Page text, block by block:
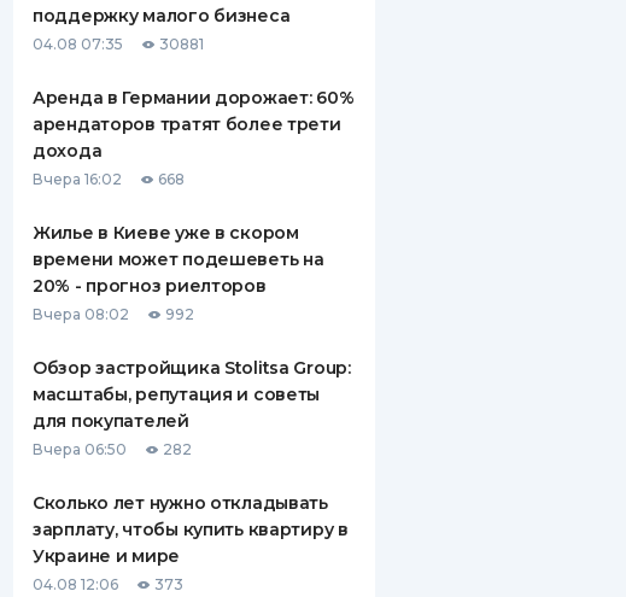
ПУТЕВОДИТЕЛИ ПО
ВСЕ СТРАХОВЫЕ ПОЛИСЫ
СТРАХОВЫЕ КОМПАНИИ
КОМПАНИЯХ
ДОСТАВКА И ОПЛАТА
КОНТАКТЫ
поддержку малого бизнеса
04.08 07:35 30881
Аренда в Германии дорожает: 60%
арендаторов тратят более трети
дохода
Вчера 16:02 668
Жилье в Киеве уже в скором
времени может подешеветь на
20% - прогноз риелторов
Вчера 08:02 992
Обзор застройщика Stolitsa Group:
масштабы, репутация и советы
для покупателей
Вчера 06:50 282
Сколько лет нужно откладывать
зарплату, чтобы купить квартиру в
Украине и мире
04.08 12:06 373